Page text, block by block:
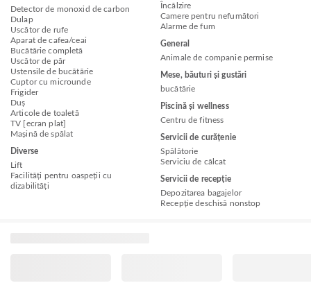
Detector de monoxid de carbon
Dulap
Uscător de rufe
Aparat de cafea/ceai
Bucătărie completă
Uscător de păr
Ustensile de bucătărie
Cuptor cu microunde
Frigider
Duș
Articole de toaletă
TV [ecran plat]
Mașină de spălat
Diverse
Lift
Facilități pentru oaspeții cu
dizabilități
Încălzire
Camere pentru nefumători
Alarme de fum
General
Animale de companie permise
Mese, băuturi și gustări
bucătărie
Piscină și wellness
Centru de fitness
Servicii de curățenie
Spălătorie
Serviciu de călcat
Servicii de recepție
Depozitarea bagajelor
Recepție deschisă nonstop